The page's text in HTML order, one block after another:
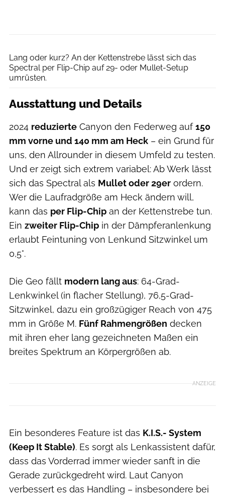
Lang oder kurz? An der Kettenstrebe lässt sich das
Spectral per Flip-Chip auf 29- oder Mullet-Setup
umrüsten.
Ausstattung und Details
2024 reduzierte Canyon den Federweg auf150
mm vorne und 140 mm am Heck – ein Grund für
uns, den Allrounder in diesem Umfeld zu testen.
Und er zeigt sich extrem variabel: Ab Werk lässt
sich das Spectral als Mullet oder 29er ordern.
Wer die Laufradgröße am Heck ändern will,
kann das per Flip-Chip an der Kettenstrebe tun.
Ein zweiter Flip-Chip in der Dämpferanlenkung
erlaubt Feintuning von Lenkund Sitzwinkel um
0,5°.
Die Geo fällt modern lang aus: 64-Grad-
Lenkwinkel (in flacher Stellung), 76,5-Grad-
Sitzwinkel, dazu ein großzügiger Reach von 475
mm in Größe M. Fünf Rahmengrößen decken
mit ihren eher lang gezeichneten Maßen ein
breites Spektrum an Körpergrößen ab.
ANZEIGE
Ein besonderes Feature ist das K.I.S.- System
(Keep It Stable). Es sorgt als Lenkassistent dafür,
dass das Vorderrad immer wieder sanft in die
Gerade zurückgedreht wird. Laut Canyon
verbessert es das Handling – insbesondere bei